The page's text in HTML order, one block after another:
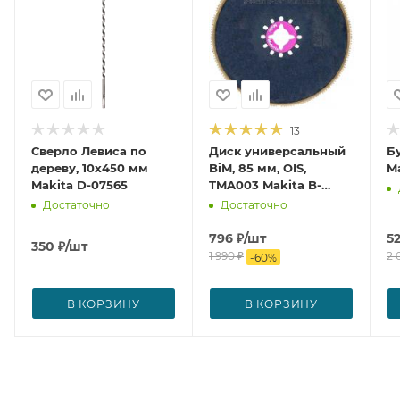
Сверло Левиса по
дереву, 10x450 мм
Makita D-07565
Достаточно
350 ₽/шт
В КОРЗИНУ
13
Диск универсальный
BiM, 85 мм, OIS,
TMA003 Makita B-
21294
Достаточно
796 ₽/шт
1 990₽ -60%
В КОРЗИНУ
2